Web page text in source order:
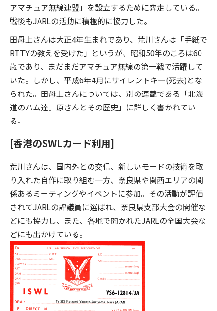
アマチュア無線連盟」を設立するために奔走している。
戦後もJARLの活動に積極的に協力した。
田母上さんは大正4年生まれであり、荒川さんは「手紙で
RTTYの教えを受けた」というが、昭和50年のころは60
歳であり、まだまだアマチュア無線の第一戦で活躍して
いた。しかし、平成6年4月にサイレントキー(死去)とな
られた。田母上さんについては、別の連載である「北海
道のハム達。原さんとその歴史」に詳しく書かれてい
る。
[香港のSWLカード利用]
荒川さんは、国内外との交信、新しいモードの技術を取
り入れた自作に取り組む一方、奈良県や関西エリアの関
係あるミーティングやイベントに参加。その活動が評価
されてJARLの評議員に選ばれ、奈良県支部大会の開催な
どにも協力し、また、各地で開かれたJARLの全国大会な
どにも出かけている。